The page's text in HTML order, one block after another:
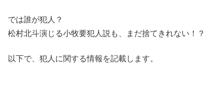
では誰が犯人？
松村北斗演じる小牧要犯人説も、まだ捨てきれない！？
以下で、犯人に関する情報を記載します。